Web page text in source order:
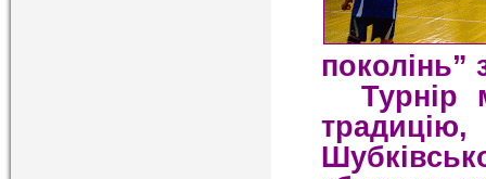
поколінь”
Турнір